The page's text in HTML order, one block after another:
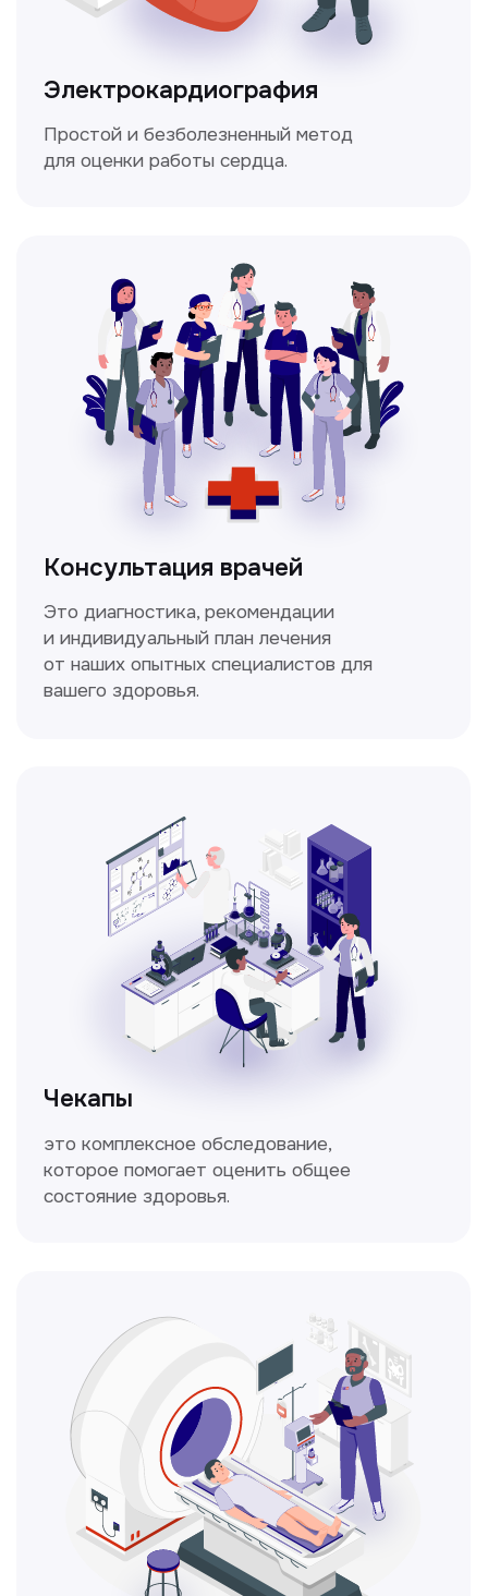
Мультиспиральная
компьютерная томография
Высокоточный метод диагностики,
позволяющий получить детальные
изображения внутренних органов и тканей.
Метод исследования функции внешнего
дыхания, включающий в себя измерение
объёмных и скоростных показателей
шейку матки с помощью специального
прибора — кольпоскопа.